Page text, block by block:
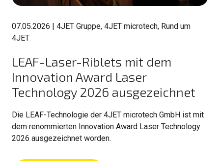
07.05.2026
4JET Gruppe, 4JET microtech, Rund um
4JET
LEAF-Laser-Riblets mit dem
Innovation Award Laser
Technology 2026 ausgezeichnet
Die LEAF-Technologie der 4JET microtech GmbH ist mit
dem renommierten Innovation Award Laser Technology
2026 ausgezeichnet worden.